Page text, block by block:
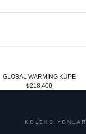
GLOBAL WARMING KÜPE
₺218.400
KOLEKSİYONLAR